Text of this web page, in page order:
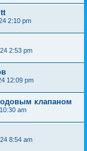
2:10 pm
2:53 pm
12:09 pm
клапаном
am
8:54 am